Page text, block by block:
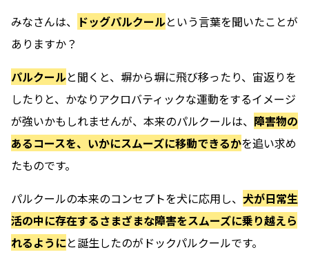
みなさんは、 ドッグパルクールという言葉を聞いたことが
ありますか？
パルクールと聞くと、塀から塀に飛び移ったり、宙返りを
したりと、かなりアクロバティックな運動をするイメージ
が強いかもしれませんが、本来のパルクールは、 障害物の
あるコースを、いかにスムーズに移動できるかを追い求め
たものです。
パルクールの本来のコンセプトを犬に応用し、 犬が日常生
活の中に存在するさまざまな障害をスムーズに乗り越えら
れるようにと誕生したのがドックパルクールです。